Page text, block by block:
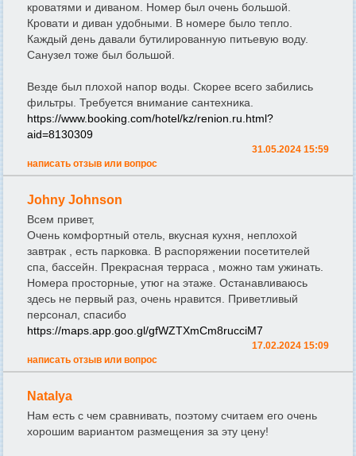
кроватями и диваном. Номер был очень большой.
Кровати и диван удобными. В номере было тепло.
Каждый день давали бутилированную питьевую воду.
Санузел тоже был большой.
Везде был плохой напор воды. Скорее всего забились
фильтры. Требуется внимание сантехника.
https://www.booking.com/hotel/kz/renion.ru.html?
aid=8130309
31.05.2024 15:59
написать отзыв или вопрос
Johny Johnson
Всем привет,
Очень комфортный отель, вкусная кухня, неплохой
завтрак , есть парковка. В распоряжении посетителей
спа, бассейн. Прекрасная терраса , можно там ужинать.
Номера просторные, утюг на этаже. Останавливаюсь
здесь не первый раз, очень нравится. Приветливый
персонал, спасибо
https://maps.app.goo.gl/gfWZTXmCm8rucciM7
17.02.2024 15:09
написать отзыв или вопрос
Natalya
Нам есть с чем сравнивать, поэтому считаем его очень
хорошим вариантом размещения за эту цену!